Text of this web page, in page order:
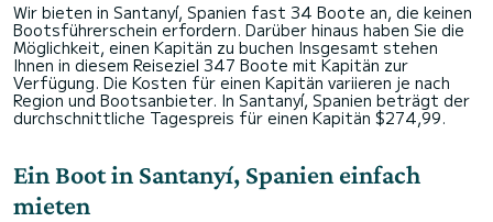
Wir bieten in Santanyí, Spanien fast 34 Boote an, die keinen
Bootsführerschein erfordern. Darüber hinaus haben Sie die
Möglichkeit, einen Kapitän zu buchen Insgesamt stehen
Ihnen in diesem Reiseziel 347 Boote mit Kapitän zur
Verfügung. Die Kosten für einen Kapitän variieren je nach
Region und Bootsanbieter. In Santanyí, Spanien beträgt der
durchschnittliche Tagespreis für einen Kapitän $274,99.
Ein Boot in Santanyí, Spanien einfach
mieten